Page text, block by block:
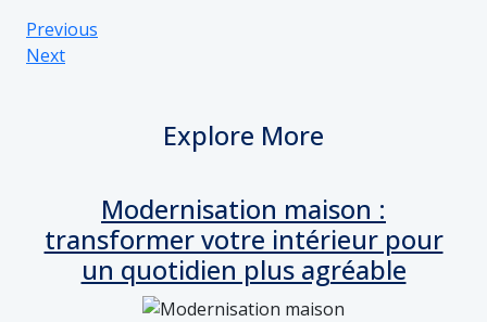
Previous
Next
Explore More
Modernisation maison :
transformer votre intérieur pour
un quotidien plus agréable